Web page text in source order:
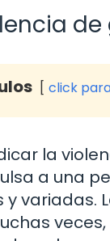
de
click
la
a una
variadas.